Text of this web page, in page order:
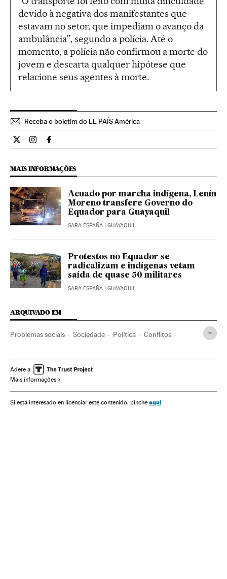
devido à negativa dos manifestantes que
estavam no setor, que impediam o avanço da
ambulância", segundo a polícia. Até o
momento, a polícia não confirmou a morte do
jovem e descarta qualquer hipótese que
relacione seus agentes à morte.
Receba o boletim do EL PAÍS América
Internacional El País Brasil en Twitter
Internacional El País Brasil en Instagram
Internacional El País Brasil en Facebook
MAIS INFORMAÇÕES
Acuado por marcha indígena, Lenín
Moreno transfere Governo do
Equador para Guayaquil
SARA ESPAÑA | GUAYAQUIL
Protestos no Equador se
radicalizam e indígenas vetam
saída de quase 50 militares
SARA ESPAÑA | GUAYAQUIL
ARQUIVADO EM
Problemas sociais Sociedade Política Conflitos
Mal-estar social Parlamento
América Latina
Adere a
Mais informações
Si está interesado en licenciar este contenido, pinche aquí